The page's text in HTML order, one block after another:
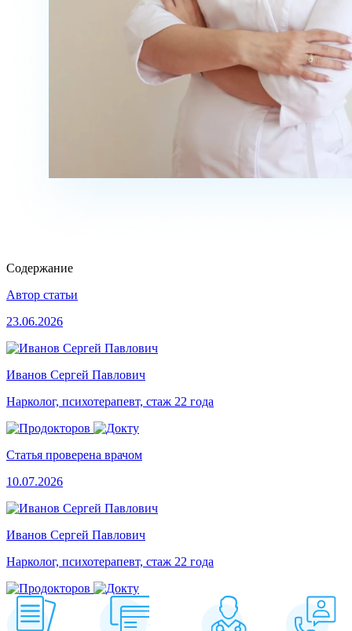
Содержание
Автор статьи
23.06.2026
Иванов Сергей Павлович
Нарколог, психотерапевт, стаж 22 года
Статья проверена врачом
10.07.2026
Иванов Сергей Павлович
Нарколог, психотерапевт, стаж 22 года